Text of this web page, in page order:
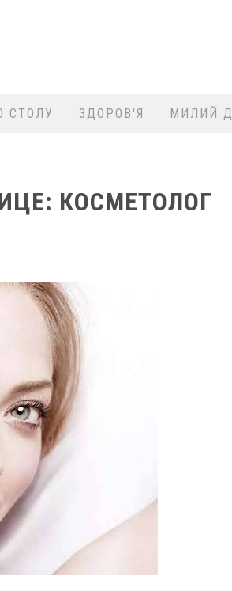
СТОЛУ ЗДОРОВ'Я МИЛИЙ
КОСМЕТОЛОГ